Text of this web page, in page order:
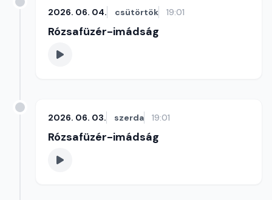
2026. 06. 04. csütörtök 19:01
Rózsafüzér-imádság
2026. 06. 03. szerda 19:01
Rózsafüzér-imádság